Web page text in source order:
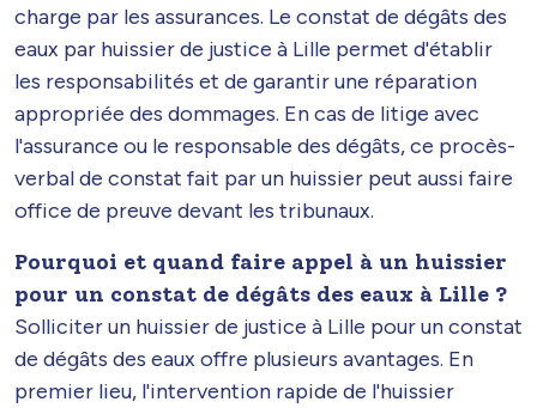
charge par les assurances. Le constat de dégâts des
eaux par huissier de justice à Lille permet d'établir
les responsabilités et de garantir une réparation
appropriée des dommages. En cas de litige avec
l'assurance ou le responsable des dégâts, ce procès-
verbal de constat fait par un huissier peut aussi faire
office de preuve devant les tribunaux.
Pourquoi et quand faire appel à un huissier
pour un constat de dégâts des eaux à Lille ?
Solliciter un huissier de justice à Lille pour un constat
de dégâts des eaux offre plusieurs avantages. En
premier lieu, l'intervention rapide de l'huissier